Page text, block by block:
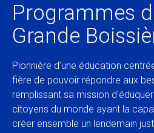
Programmes
Grande
Pionnière d’une éducation
fière de pouvoir répondre aux
remplissant sa mission
citoyens du monde ayant la
créer ensemble un lendemain